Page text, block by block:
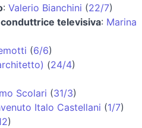
: Valerio Bianchini (22/7)
televisiva: Marina
(6/6)
(24/4)
Scolari (31/3)
Italo Castellani (1/7)
)